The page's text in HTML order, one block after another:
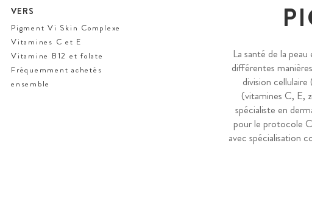
La santé de la
différentes
division
(vitamines C, E,
spécialiste en
pour le protocole
avec spécialisation
VERS
Pigment Vi Skin Complexe
Vitamines C et E
Vitamine B12 et folate
Fréquemment achetés
ensemble